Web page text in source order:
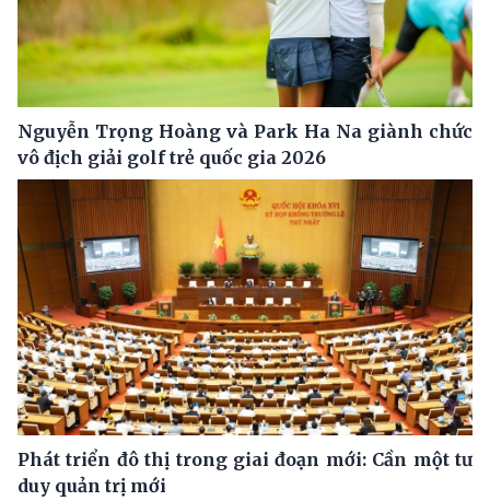
Nguyễn Trọng Hoàng và Park Ha Na giành chức
vô địch giải golf trẻ quốc gia 2026
Phát triển đô thị trong giai đoạn mới: Cần một tư
duy quản trị mới